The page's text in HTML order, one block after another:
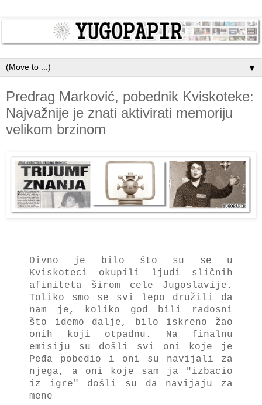
▼
Predrag Marković, pobednik Kviskoteke:
Najvažnije je znati aktivirati memoriju
velikom brzinom
Divno je bilo što su se u
Kviskoteci okupili ljudi sličnih
afiniteta širom cele Jugoslavije.
Toliko smo se svi lepo družili da
nam je, koliko god bili radosni
što idemo dalje, bilo iskreno žao
onih koji otpadnu. Na finalnu
emisiju su došli svi oni koje je
Peđa pobedio i oni su navijali za
njega, a oni koje sam ja "izbacio
iz igre" došli su da navijaju za
mene